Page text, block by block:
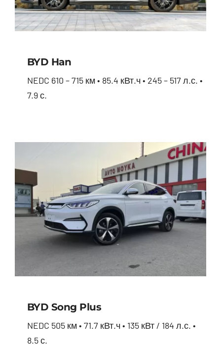
BYD Han
NEDC 610 – 715 км • 85.4 кВт.ч • 245 – 517 л.с. •
7.9 с.
BYD Song Plus
NEDC 505 км • 71.7 кВт.ч • 135 кВт / 184 л.с. •
8.5 с.